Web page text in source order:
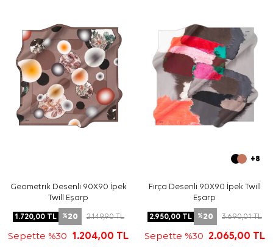
izleyiniz. İpek ve hassas eşarplarda elde hassas bakım
veya leke temizliği gerektiğinde
Aker İpek Eşarp
Şampuanı kullanabilirsiniz.
Sıkça Sorulan Sorular
Gri Sarı İpek Kare Puantiyeli Eşarp ölçüsü nedir?
Bu ürün hangi kumaş kalitesine sahiptir?
Deseninde hangi renkler öne çıkar?
Bu ipek tivil eşarp nasıl kombinlenir?
Geometrik Desenli 90X90 İpek
Twill Eşarp
1.720,00TL %20 2.149,90TL
Sepette %30 1.204,00 TL
+8
Fırça Desenli 90X90 İpek Twill
Eşarp
2.950,00TL %20 3.690,01TL
Sepette %30 2.065,00 TL